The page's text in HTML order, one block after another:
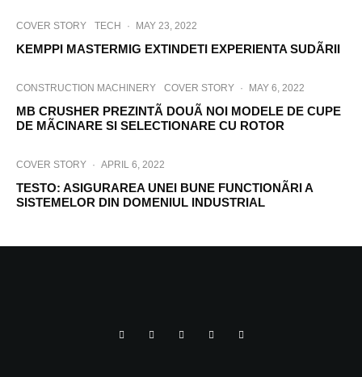
COVER STORY TECH · MAY 23, 2022
KEMPPI MASTERMIG EXTINDETI EXPERIENTA SUDÃRII
CONSTRUCTION MACHINERY COVER STORY · MAY 6, 2022
MB CRUSHER PREZINTÃ DOUÃ NOI MODELE DE CUPE
DE MÃCINARE SI SELECTIONARE CU ROTOR
COVER STORY · APRIL 6, 2022
TESTO: ASIGURAREA UNEI BUNE FUNCTIONÃRI A
SISTEMELOR DIN DOMENIUL INDUSTRIAL